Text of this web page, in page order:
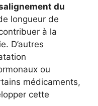
du
longueur de
à la
D’autres
ou
médicaments,
cette